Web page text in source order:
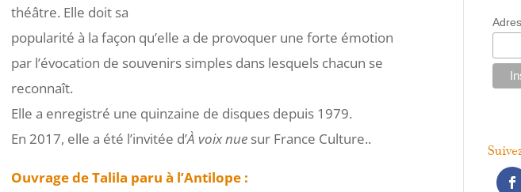
théâtre. Elle doit sa
popularité à la façon qu’elle a de provoquer une forte émotion
par l’évocation de souvenirs simples dans lesquels chacun se
reconnaît.
Elle a enregistré une quinzaine de disques depuis 1979.
En 2017, elle a été l’invitée d’À voix nuesur France Culture..
Ouvrage de Talila paru à l’Antilope :